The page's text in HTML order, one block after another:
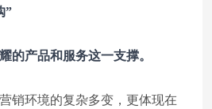
”
的产品和服务这一支撑。
销环境的复杂多变，更体现在